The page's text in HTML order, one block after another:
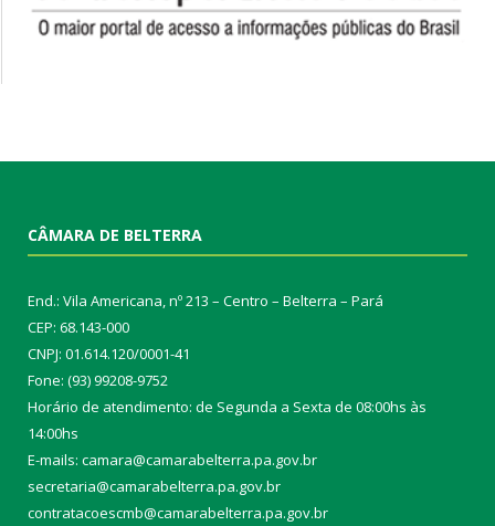
CÂMARA DE BELTERRA
End.: Vila Americana, nº 213 – Centro – Belterra – Pará
CEP: 68.143-000
CNPJ: 01.614.120/0001-41
Fone: (93) 99208-9752
Horário de atendimento: de Segunda a Sexta de 08:00hs às
14:00hs
E-mails: camara@camarabelterra.pa.gov.br
secretaria@camarabelterra.pa.gov.br
contratacoescmb@camarabelterra.pa.gov.br